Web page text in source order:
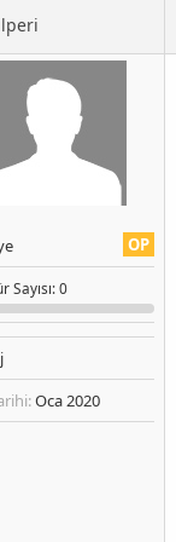
OP
Sayısı: 0
Oca 2020